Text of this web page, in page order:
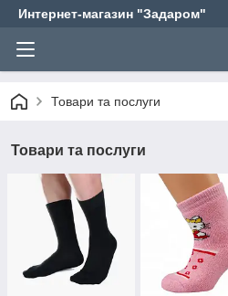
Интернет-магазин "Задаром"
Товари та послуги
Товари та послуги